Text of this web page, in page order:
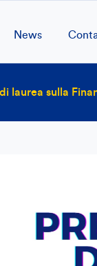
News
laurea sulla